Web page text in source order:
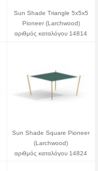
Sun Shade Triangle 5x5x5
Pioneer (Larchwood)
αριθμός καταλόγου 14814
Sun Shade Square Pioneer
(Larchwood)
αριθμός καταλόγου 14824